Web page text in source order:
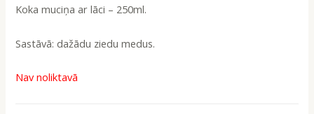
Koka muciņa ar lāci – 250ml.
Sastāvā: dažādu ziedu medus.
Nav noliktavā